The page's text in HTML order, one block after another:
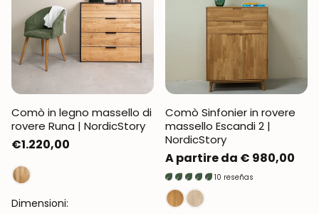
Comò in legno massello di
rovere Runa | NordicStory
Prezzo
normale
€1.220,00
Dimensioni:
Comò Sinfonier in rovere
massello Escandi 2 |
NordicStory
Prezzo
normale
A partire da € 980,00
10 reseñas